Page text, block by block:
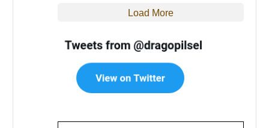
Load More